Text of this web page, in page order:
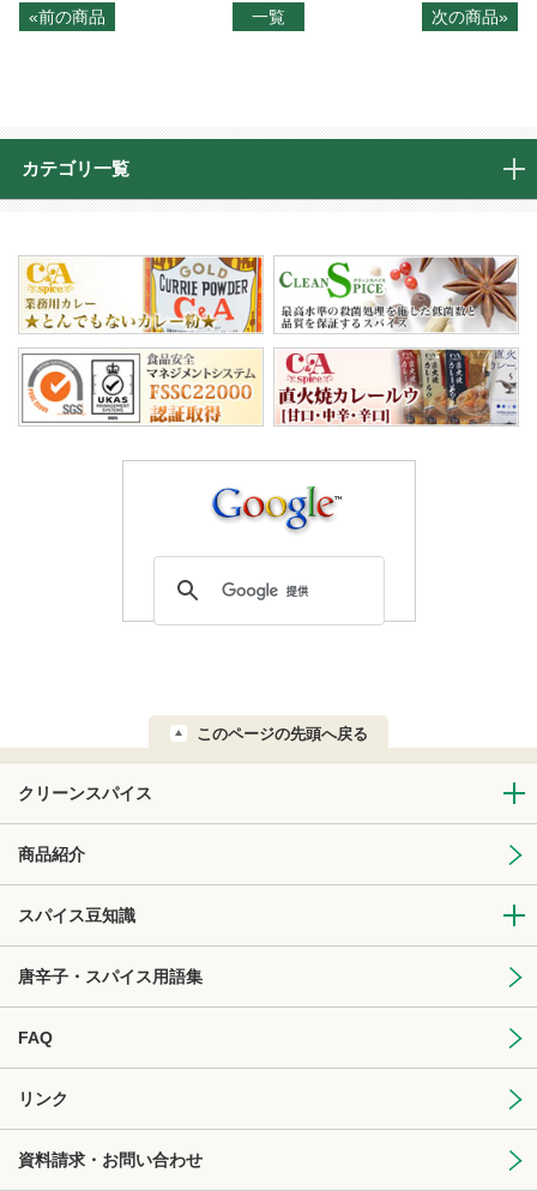
«前の商品 一覧 次の商品»
カテゴリ一覧
このページの先頭へ戻る
クリーンスパイス
商品紹介
スパイス豆知識
唐辛子・スパイス用語集
FAQ
リンク
資料請求・お問い合わせ